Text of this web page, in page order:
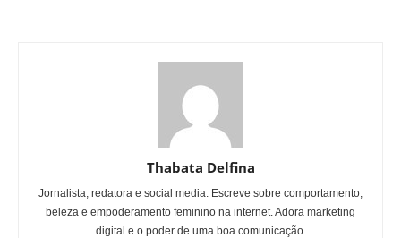
Thabata Delfina
Jornalista, redatora e social media. Escreve sobre comportamento,
beleza e empoderamento feminino na internet. Adora marketing
digital e o poder de uma boa comunicação.